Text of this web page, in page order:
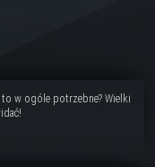
w ogóle potrzebne? Wielki